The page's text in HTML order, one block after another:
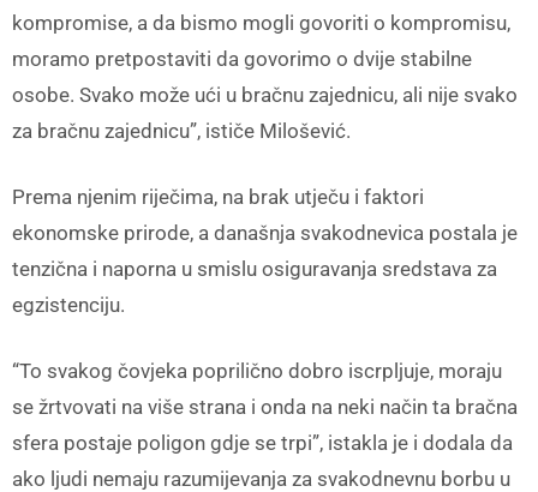
kompromise, a da bismo mogli govoriti o kompromisu,
moramo pretpostaviti da govorimo o dvije stabilne
osobe. Svako može ući u bračnu zajednicu, ali nije svako
za bračnu zajednicu”, ističe Milošević.
Prema njenim riječima, na brak utječu i faktori
ekonomske prirode, a današnja svakodnevica postala je
tenzična i naporna u smislu osiguravanja sredstava za
egzistenciju.
“To svakog čovjeka poprilično dobro iscrpljuje, moraju
se žrtvovati na više strana i onda na neki način ta bračna
sfera postaje poligon gdje se trpi”, istakla je i dodala da
ako ljudi nemaju razumijevanja za svakodnevnu borbu u